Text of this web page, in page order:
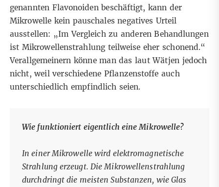
genannten Flavonoiden beschäftigt, kann der
Mikrowelle kein pauschales negatives Urteil
ausstellen: „Im Vergleich zu anderen Behandlungen
ist Mikrowellenstrahlung teilweise eher schonend.“
Verallgemeinern könne man das laut Wätjen jedoch
nicht, weil verschiedene Pflanzenstoffe auch
unterschiedlich empfindlich seien.
Wie funktioniert eigentlich eine Mikrowelle?
In einerMikrowellewird elektromagnetische
Strahlung erzeugt. Die Mikrowellenstrahlung
durchdringt die meisten Substanzen, wie Glas